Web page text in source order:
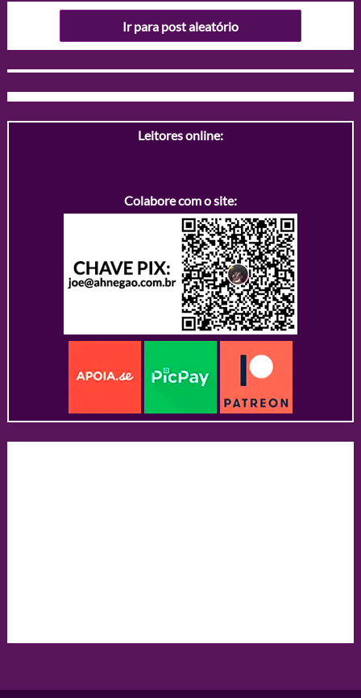
Ir para post aleatório
Leitores online:
Colabore com o site: